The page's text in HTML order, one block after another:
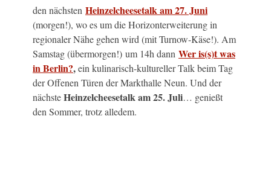
den nächsten Heinzelcheesetalk am 27. Juni
(morgen!), wo es um die Horizonterweiterung in
regionaler Nähe gehen wird (mit Turnow-Käse!). Am
Samstag (übermorgen!) um 14h dann Wer is(s)t was
in Berlin?,ein kulinarisch-kultureller Talk beim Tag
der Offenen Türen der Markthalle Neun. Und der
nächsteHeinzelcheesetalk am 25. Juli… genießt
den Sommer, trotz alledem.